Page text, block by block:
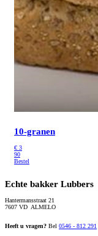
10-granen
€ 3
90
Bestel
Echte bakker Lubbers
Hantermansstraat 21
7607 VD ALMELO
Heeft u vragen? Bel 0546 - 812 291